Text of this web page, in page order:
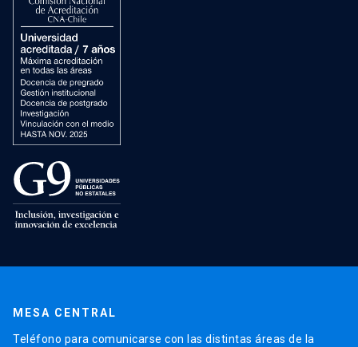
MESA CENTRAL
Teléfono para comunicarse con las distintas áreas de la